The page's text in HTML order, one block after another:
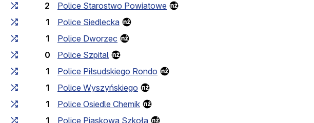
2
Police Starostwo Powiatowe
1
Police Siedlecka
1
Police Dworzec
0
Police Szpital
1
Police Piłsudskiego Rondo
1
Police Wyszyńskiego
1
Police Osiedle Chemik
1
Police Piaskowa Szkoła